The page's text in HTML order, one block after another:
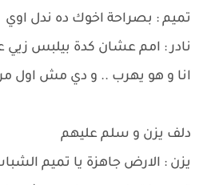
تميم : بصراحة اخوك ده ندل اوي
نادر : امم عشان كدة بيلبس
انا و هو يهرب .. و دي مش اول
دلف يزن و سلم عليهم
يزن : الارض جاهزة يا تميم